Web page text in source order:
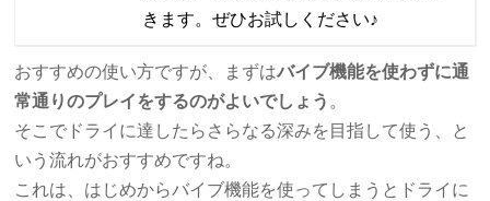
きます。ぜひお試しください♪
おすすめの使い方ですが、まずはバイブ機能を使わずに通
常通りのプレイをするのがよいでしょう 。
そこでドライに達したらさらなる深みを目指して使う、と
いう流れがおすすめですね。
これは、はじめからバイブ機能を使ってしまうとドライに